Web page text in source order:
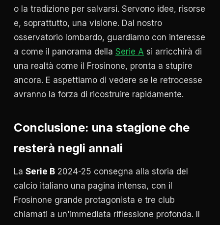
o la tradizione per salvarsi. Servono idee, risorse
e, soprattutto, una visione. Dal nostro
osservatorio lombardo, guardiamo con interesse
a come il panorama della Serie A si arricchirà di
una realtà come il Frosinone, pronta a stupire
ancora. E aspettiamo di vedere se le retrocesse
avranno la forza di ricostruire rapidamente.
Conclusione: una stagione che
resterà negli annali
La Serie B 2024-25 consegna alla storia del
calcio italiano una pagina intensa, con il
Frosinone grande protagonista e tre club
chiamati a un'immediata riflessione profonda. Il